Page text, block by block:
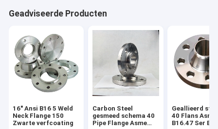
Geadviseerde Producten
16" Ansi B16 5 Weld
Neck Flange 150
Zwarte verfcoating
Carbon Steel
gesmeed schema 40
Pipe Flange Asme
Geallieerd
40 Flans Asme
B16.47 Ser B